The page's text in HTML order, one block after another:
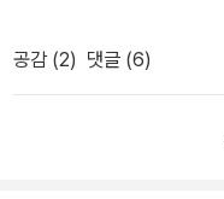
것 같다. 어쨌든 구입했으
다. 과연....? 고아소년
나라>로 가게 된다. 그곳에
의 섬>이 마틴 스콜세지 감
드 감독의 영화로 나왔죠.
테 말한다. '선생님이 이 세
열번째 생일 다음 날 처음
아주 재미없고 쓸쓸한 어린
이와 함께 여행을 하고 싶
에 꼭 들러보련다. 그리고
아.태평양 국제이해교육
『소년 탐정 칼레』(논장,
많다. 만약 그의 작품을 뺀
다. 그가 전 세계 아동문학
년 94세의 나이로 세상을
공감 (2) 댓글 (6)